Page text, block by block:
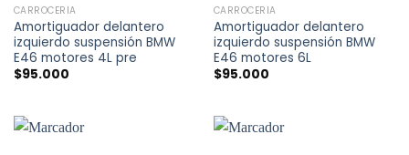
CARROCERÍA
Amortiguador delantero
izquierdo suspensión BMW
E46 motores 4L pre
$95.000
CARROCERÍA
Amortiguador delantero
izquierdo suspensión BMW
E46 motores 6L
$95.000